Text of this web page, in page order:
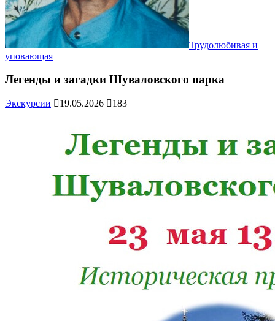
Трудолюбивая и
уповающая
Легенды и загадки Шуваловского парка
Экскурсии 19.05.2026 183